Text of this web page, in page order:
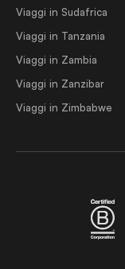
Viaggi in Sudafrica
Viaggi in Tanzania
Viaggi in Zambia
Viaggi in Zanzibar
Viaggi in Zimbabwe